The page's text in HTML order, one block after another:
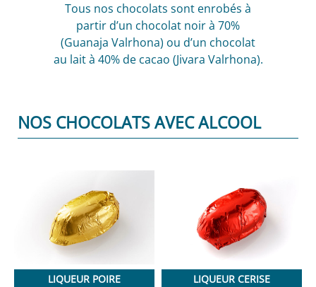
Tous nos chocolats sont enrobés à
partir d’un chocolat noir à 70%
(Guanaja Valrhona) ou d’un chocolat
au lait à 40% de cacao (Jivara Valrhona).
NOS CHOCOLATS AVEC ALCOOL
LIQUEUR POIRE LIQUEUR CERISE